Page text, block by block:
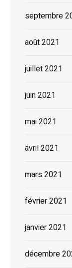
septembre
août 2021
juillet 2021
juin 2021
mai 2021
avril 2021
mars 2021
février 2021
janvier 2021
décembre